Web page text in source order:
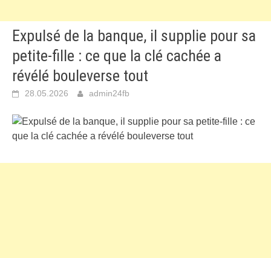
Expulsé de la banque, il supplie pour sa
petite-fille : ce que la clé cachée a
révélé bouleverse tout
28.05.2026 admin24fb